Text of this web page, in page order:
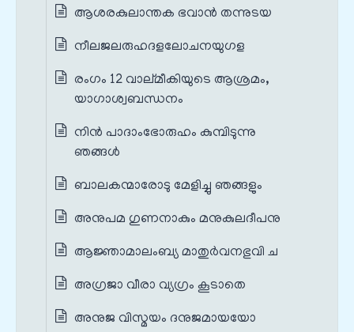
ആശരകുലാന്തക ഭവാന്‍ തന്നുടയ
നീലജലരുഹദളലോചനയുഗള
രംഗം 12 വാല്മീകിയുടെ ആശ്രമം,
യാഗാശ്വബന്ധനം
നിന്‍ പാദാംഭോരുഹം കുമ്പിടുന്നു
ഞങ്ങള്‍
ബാലകന്മാരോടു മേളിച്ചു ഞങ്ങളും
അനുപമ ഗുണനാകും മനുകുലദീപനു
ആജ്ഞാമാലംബ്യ മാതുര്‍വനഭുവി ച
അഗ്രജാ വീരാ വ്യഗ്രം കൂടാതെ
അനുജ വിസ്മയം ദനുജമായയോ